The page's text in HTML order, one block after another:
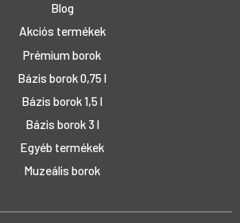
Blog
Akciós termékek
Prémium borok
Bázis borok 0,75 l
Bázis borok 1,5 l
Bázis borok 3 l
Egyéb termékek
Muzeális borok